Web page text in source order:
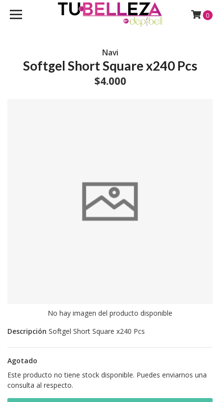
0
Navi
Softgel Short Square x240 Pcs
$4.000
No hay imagen del producto disponible
Descripción Softgel Short Square x240 Pcs
Agotado
Este producto no tiene stock disponible. Puedes enviarnos una
consulta al respecto.